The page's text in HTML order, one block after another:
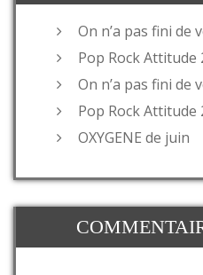
On n’a pas fini de
Pop Rock Attitude
On n’a pas fini de
Pop Rock Attitude
OXYGENE de juin